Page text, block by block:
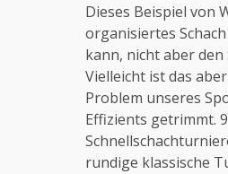
Anti-Spam von CleanTalk
Dieses Beispiel von
organisiertes
kann, nicht aber den
Vielleicht ist das
Problem unseres
Effizients getrimmt.
rundige klassische